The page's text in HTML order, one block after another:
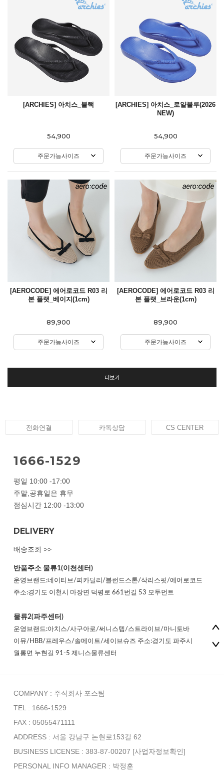
[ARCHIES] 아치스_블랙
54,900
주문가능사이즈
[ARCHIES] 아치스_로얄블루(2026
NEW)
54,900
주문가능사이즈
[AEROCODE] 에어로코드 R03 리
본 플랫_베이지(1cm)
89,900
주문가능사이즈
[AEROCODE] 에어로코드 R03 리
본 플랫_브라운(1cm)
89,900
주문가능사이즈
더보기
전화연결 카톡상담 CS CENTER
1666-1529
평일 10:00 -17:00
주말,공휴일은 휴무
점심시간 12:00 -13:00
DELIVERY
배송조회 >>
반품주소 물류1(이천센터)
운영브랜드:네이티브/피카딜리/블런드스톤/삭리스핏/에어로코드
주소:경기도 이천시 마장면 덕평로 661번길 53 모두먼트
물류2(파주센터)
운영브랜드:아치스/사구아로/써니스텝/스트라이브/마니토바
이뮤/HBB/프레우스/솔메이트/세이브슈즈 주소:경기도 파주시
월롱면 누현길 91-5 제니스물류센터
COMPANY : 주식회사 포스팀
TEL : 1666-1529
FAX : 05055471111
ADDRESS : 서울 강남구 논현로153길 62
BUSINESS LICENSE : 383-87-00207 [사업자정보확인]
PERSONAL INFO MANAGER : 박정훈